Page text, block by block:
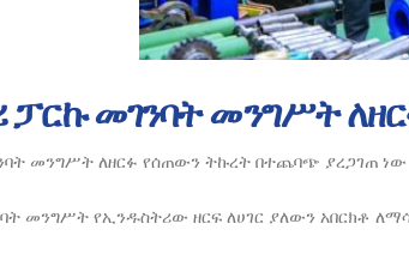
ፓርኩ መገንባት መንግሥት
መንግሥት ለዘርፉ የሰጠውን ትኩረት በተጨባጭ ያረጋገጠ ነው
መንግሥት የኢንዱስትሪው ዘርፍ ለሀገር ያለውን አበርክቶ